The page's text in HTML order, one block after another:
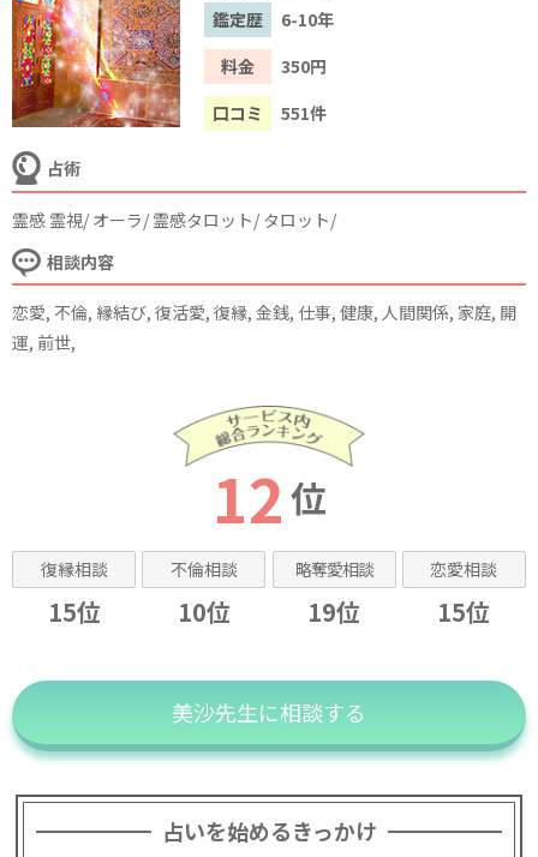
鑑定歴
6-10年
料金
350円
口コミ
551件
占術
霊感 霊視/ オーラ/ 霊感タロット/ タロット/
相談内容
恋愛, 不倫, 縁結び, 復活愛, 復縁, 金銭, 仕事, 健康, 人間関係, 家庭, 開
運, 前世,
12位
復縁相談
15位
不倫相談
10位
略奪愛相談
19位
恋愛相談
15位
美沙先生に相談する
占いを始めるきっかけ